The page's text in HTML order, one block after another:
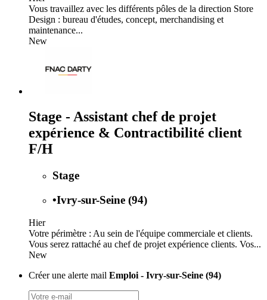
Vous travaillez avec les différents pôles de la direction Store
Design : bureau d'études, concept, merchandising et
maintenance...
New
Stage - Assistant chef de projet
expérience & Contractibilité client
F/H
Stage
•Ivry-sur-Seine (94)
Hier
Votre périmètre : Au sein de l'équipe commerciale et clients.
Vous serez rattaché au chef de projet expérience clients. Vos...
New
Créer une alerte mail Emploi - Ivry-sur-Seine (94)